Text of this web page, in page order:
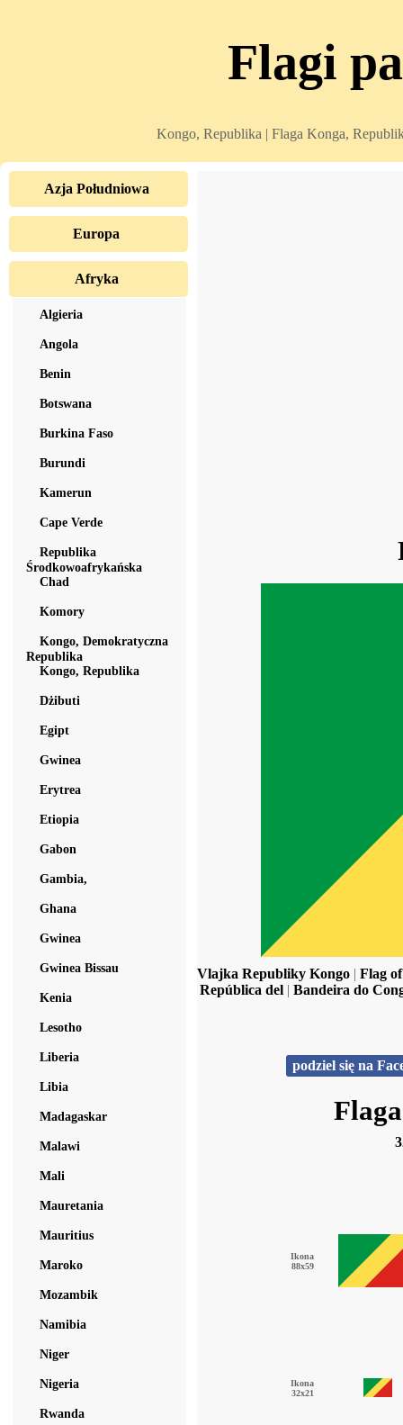
Flagi
Kongo, Republika | Flaga Konga,
Azja Południowa
Europa
Afryka
Algieria
Angola
Benin
Botswana
Burkina Faso
Burundi
Kamerun
Cape Verde
Republika
Środkowoafrykańska
Chad
Komory
Kongo, Demokratyczna
Republika
Kongo, Republika
Dżibuti
Egipt
Gwinea
Erytrea
Etiopia
Gabon
Gambia,
Ghana
Gwinea
Gwinea Bissau
Kenia
Lesotho
Liberia
Libia
Madagaskar
Malawi
Mali
Mauretania
Mauritius
Maroko
Mozambik
Namibia
Niger
Nigeria
Rwanda
Vlajka Republiky Kongo | Flag
República del | Bandeira do
podziel się na
Ikona
88x59
Ikona
32x21